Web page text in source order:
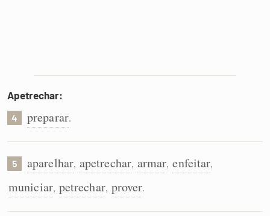
Apetrechar:
4 preparar.
5 aparelhar, apetrechar, armar, enfeitar,
municiar, petrechar, prover.